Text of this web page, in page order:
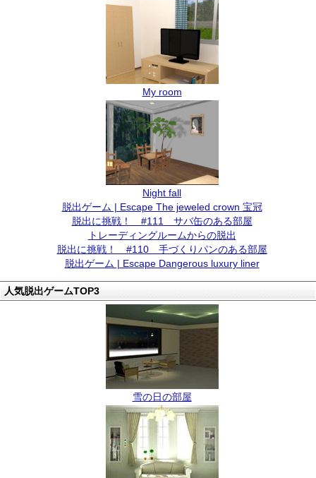
My room
Night fall
脱出ゲーム | Escape The jeweled crown 宝冠
脱出に挑戦！ #111 サバ缶のある部屋
トレーディングルームからの脱出
脱出に挑戦！ #110 手づくりパンのある部屋
脱出ゲーム | Escape Dangerous luxury liner
人気脱出ゲームTOP3
雪の日の部屋